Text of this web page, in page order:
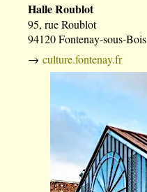
Halle Roublot
95, rue Roublot
94120 Fontenay-sous-Bois
→ culture.fontenay.fr